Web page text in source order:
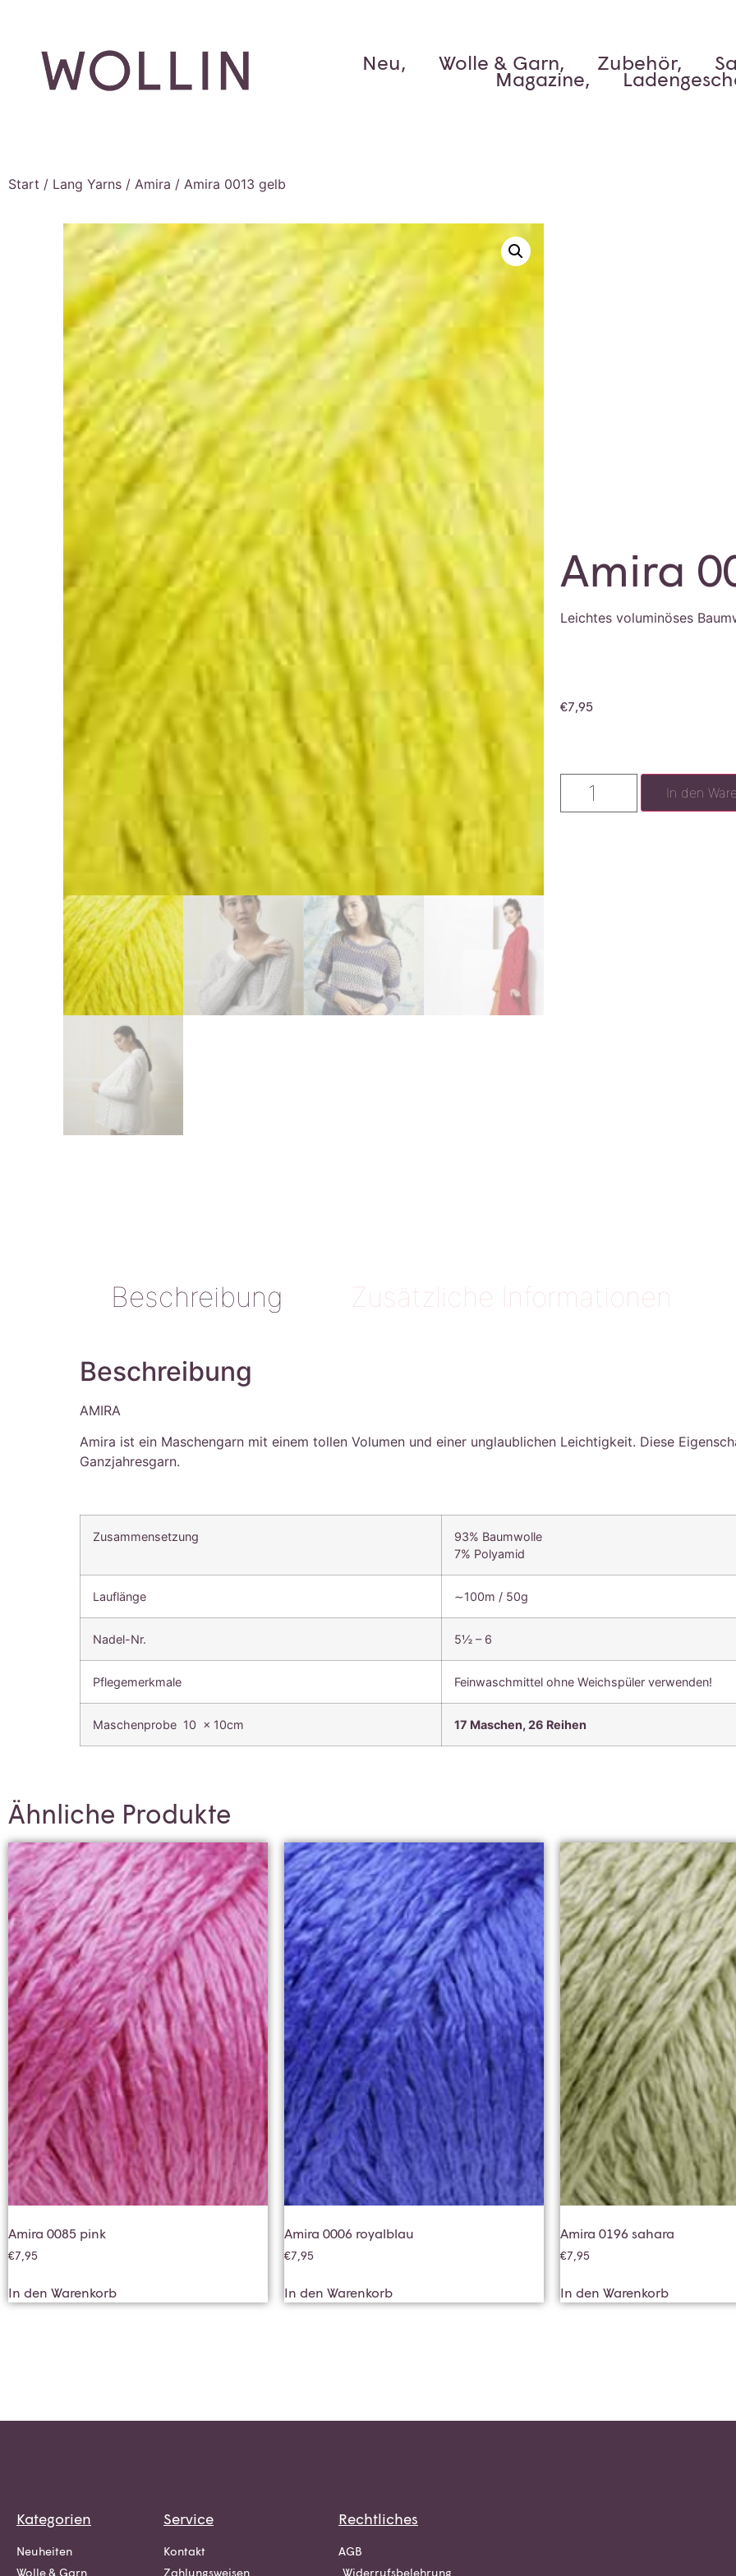
Neu, Wolle & Garn, Zubehör,
Magazine,
Start / Lang Yarns / Amira / Amira 0013 gelb
Amira
Leichtes voluminöses
€7,95
In den
Beschreibung Zusätzliche Informationen
Beschreibung
AMIRA
Amira ist ein Maschengarn mit einem tollen Volumen und einer unglaublichen Leichtigkeit. Diese
Ganzjahresgarn.
Zusammensetzung
93% Baumwolle
7% Polyamid
Lauflänge ∼100m / 50g
Nadel-Nr. 5½ – 6
Pflegemerkmale Feinwaschmittel ohne Weichspüler verwenden!
Maschenprobe 10 x 10cm 17 Maschen, 26 Reihen
Ähnliche Produkte
Amira 0085 pink
€7,95
In den Warenkorb
Amira 0006 royalblau
€7,95
In den Warenkorb
Amira 0196 sahara
€7,95
In den Warenkorb
Kategorien
Neuheiten
Wolle & Garn
Service
Kontakt
Zahlungsweisen
Rechtliches
AGB
Widerrufsbelehrung